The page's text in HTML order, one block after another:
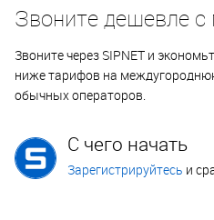
Звоните дешевле
Звоните через SIPNET и
ниже тарифов на
обычных операторов.
С чего начать
Зарегистрируйтесь и